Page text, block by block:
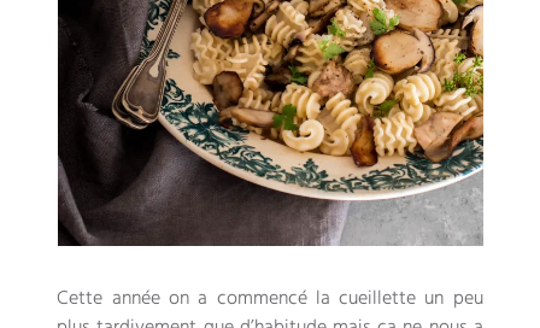
Cette année on a commencé la cueillette un peu